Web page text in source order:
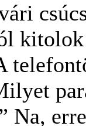
Na,